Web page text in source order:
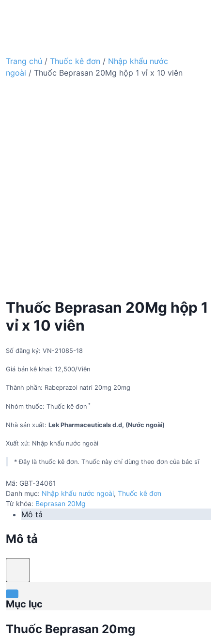
Trang chủ / Thuốc kê đơn / Nhập khẩu nước
ngoài / Thuốc Beprasan 20Mg hộp 1 vỉ x 10 viên
Thuốc Beprasan 20Mg hộp 1
vỉ x 10 viên
Số đăng ký: VN-21085-18
Giá bán kê khai: 12,500/Viên
Thành phần: Rabeprazol natri 20mg 20mg
Nhóm thuốc: Thuốc kê đơn *
Nhà sản xuất: Lek Pharmaceuticals d.d, (Nước ngoài)
Xuất xứ: Nhập khẩu nước ngoài
* Đây là thuốc kê đơn. Thuốc này chỉ dùng theo đơn của bác sĩ
Mã: GBT-34061
Danh mục: Nhập khẩu nước ngoài, Thuốc kê đơn
Từ khóa: Beprasan 20Mg
Mô tả
Mô tả
Mục lục
Thuốc Beprasan 20mg